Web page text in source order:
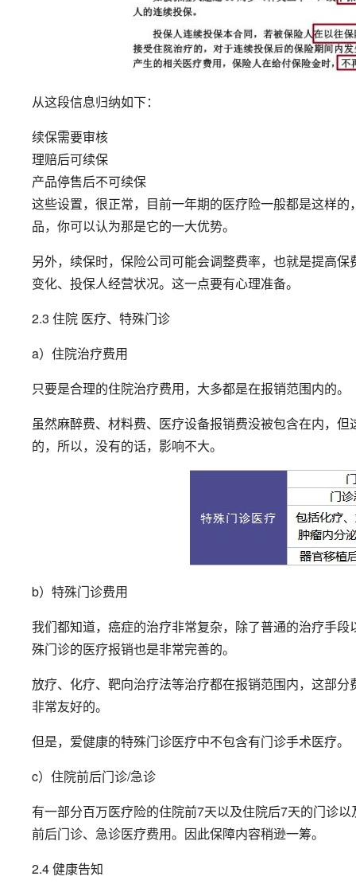
从这段信息归纳如下：
续保需要审核
理赔后可续保
产品停售后不可续保
这些设置，很正常，目前一年期的医疗险一般都是这样
品，你可以认为那是它的一大优势。
另外，续保时，保险公司可能会调整费率，也就是提高
变化、投保人经营状况。这一点要有心理准备。
2.3 住院 医疗、特殊门诊
a）住院治疗费用
只要是合理的住院治疗费用，大多都是在报销范围内的。
虽然麻醉费、材料费、医疗设备报销费没被包含在内，
的，所以，没有的话，影响不大。
b）特殊门诊费用
我们都知道，癌症的治疗非常复杂，除了普通的治疗手
殊门诊的医疗报销也是非常完善的。
放疗、化疗、靶向治疗法等治疗都在报销范围内，这部
非常友好的。
但是，爱健康的特殊门诊医疗中不包含有门诊手术医疗。
c）住院前后门诊/急诊
有一部分百万医疗险的住院前7天以及住院后7天的门诊
前后门诊、急诊医疗费用。因此保障内容稍逊一筹。
2.4 健康告知